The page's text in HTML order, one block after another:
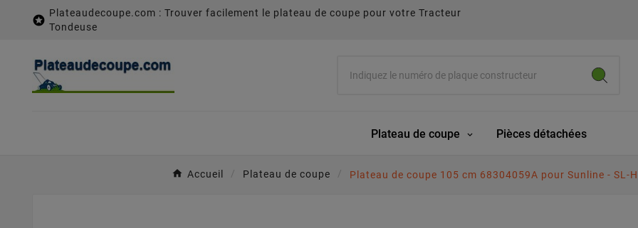

Plateaudecoupe.com : Trouver facilement le plateau de coupe pour votre Tracteur
Tondeuse
Plateau de coupe Pièces détachées
Accueil Plateau de coupe Plateau de coupe 105 cm 68304059A pour Sunline - SL-